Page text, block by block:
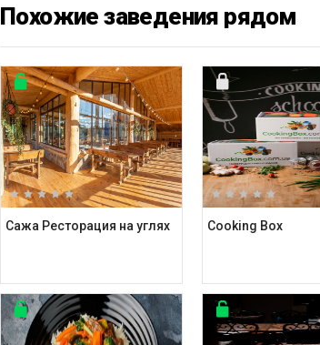
Похожие заведения рядом
Сажа Ресторация на углях Cooking Box